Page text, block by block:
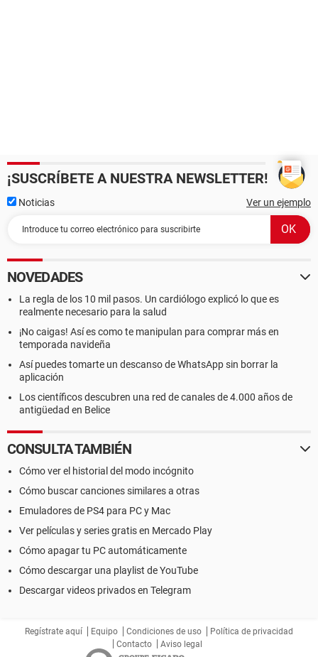
¡SUSCRÍBETE A NUESTRA NEWSLETTER!
Noticias Ver un ejemplo
NOVEDADES
La regla de los 10 mil pasos. Un cardiólogo explicó lo que es
realmente necesario para la salud
¡No caigas! Así es como te manipulan para comprar más en
temporada navideña
Así puedes tomarte un descanso de WhatsApp sin borrar la
aplicación
Los científicos descubren una red de canales de 4.000 años de
antigüedad en Belice
CONSULTA TAMBIÉN
Cómo ver el historial del modo incógnito
Cómo buscar canciones similares a otras
Emuladores de PS4 para PC y Mac
Ver películas y series gratis en Mercado Play
Cómo apagar tu PC automáticamente
Cómo descargar una playlist de YouTube
Descargar videos privados en Telegram
Regístrate aquí Equipo Condiciones de uso
Política de privacidad
Contacto
Aviso legal